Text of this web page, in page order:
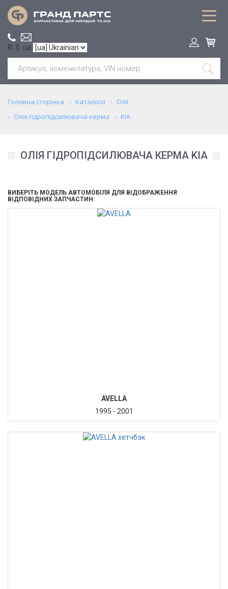
R: S: ua
Головна сторінка Каталоги
Олії
Олія гідропідсилювача керма
KIA
ОЛІЯ ГІДРОПІДСИЛЮВАЧА КЕРМА KIA
ВИБЕРІТЬ МОДЕЛЬ АВТОМОБІЛЯ ДЛЯ ВІДОБРАЖЕННЯ
ВІДПОВІДНИХ ЗАПЧАСТИН:
AVELLA
1995 - 2001